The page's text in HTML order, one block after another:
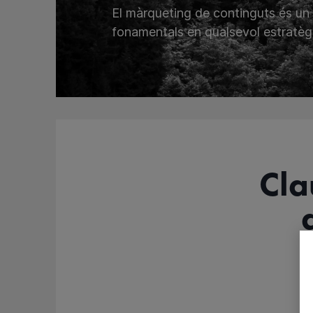
El màrqueting de continguts és un
fonamentals en qualsevol